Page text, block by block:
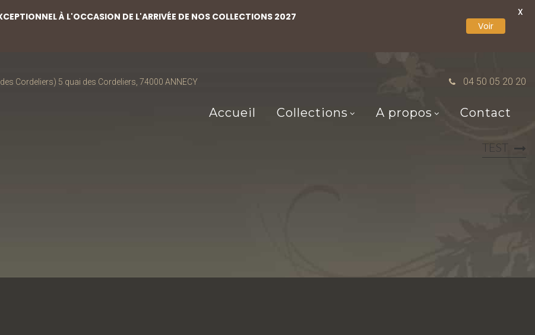
Cordeliers) 5 quai des Cordeliers, 74000 ANNECY 04 50 05 20 20
Accueil Collections A propos Contact
TEST
À L'OCCASION DE L'ARRIVÉE DE NOS COLLECTIONS 2027
Voir
X